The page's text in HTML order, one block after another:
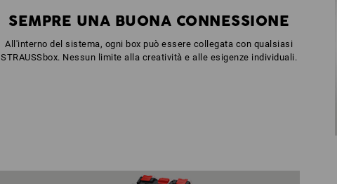
SEMPRE UNA BUONA CONNESSIONE
All'interno del sistema, ogni box può essere collegata con qualsiasi
STRAUSSbox. Nessun limite alla creatività e alle esigenze individuali.